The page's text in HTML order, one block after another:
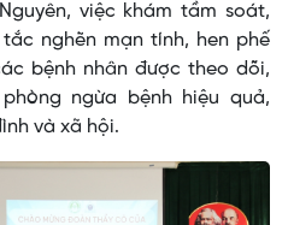
việc khám tầm soát,
nghẽn mạn tính, hen phế
bệnh nhân được theo dõi,
ngừa bệnh hiệu quả,
và xã hội.